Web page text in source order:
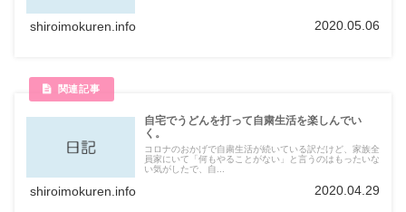
shiroimokuren.info 2020.05.06
自宅でうどんを打って自粛生活を楽しんでい
く。
コロナのおかげで自粛生活が続いている訳だけど、家族全
員家にいて「何もやることがない」と言うのはもったいな
い気がしたで、自...
shiroimokuren.info 2020.04.29